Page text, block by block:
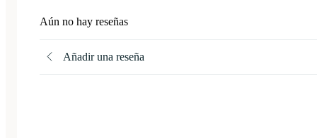
Aún no hay reseñas
Añadir una reseña